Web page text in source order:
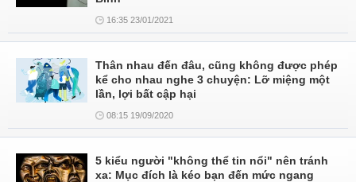
16:35 23/01/2021
Thân nhau đến đâu, cũng không được phép
kể cho nhau nghe 3 chuyện: Lỡ miệng một
lần, lợi bất cập hại
08:15 19/09/2020
5 kiểu người "không thể tin nổi" nên tránh
xa: Mục đích là kéo bạn đến mức ngang